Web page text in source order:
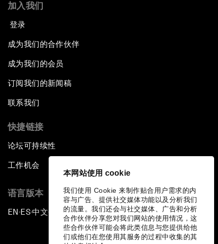
本网站使用 cookie
我们使用 Cookie 来制作贴合用户需求的内
容与广告、提供社交媒体功能以及分析我们
的流量。我们还会与社交媒体、广告和分析
合作伙伴分享您对我们网站的使用情况，这
些合作伙伴可能会将此类信息与您提供给他
们或他们在您使用其服务的过程中收集的其
加入我们
登录
成为我们的合作伙伴
成为我们的会员
订阅我们的新闻稿
联系我们
快捷链接
论坛可持续性
工作机会
语言版本
EN ▪ ES▪中文▪ 日本語